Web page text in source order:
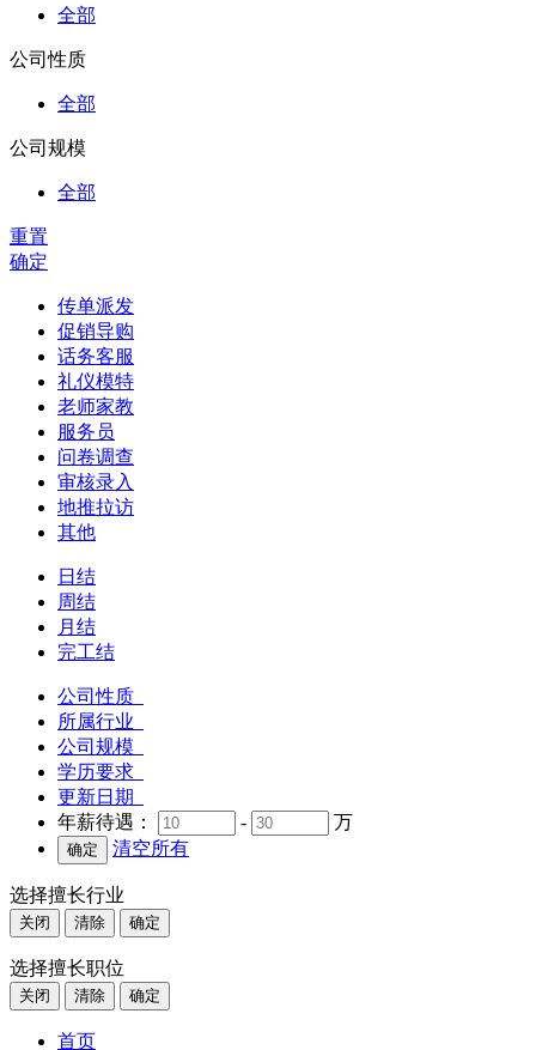
全部
公司性质
全部
公司规模
全部
重置
确定
传单派发
促销导购
话务客服
礼仪模特
老师家教
服务员
问卷调查
审核录入
地推拉访
其他
日结
周结
月结
完工结
公司性质
所属行业
公司规模
学历要求
更新日期
年薪待遇：
-
万
清空所有
选择擅长行业
关闭 清除 确定
选择擅长职位
关闭 清除 确定
首页